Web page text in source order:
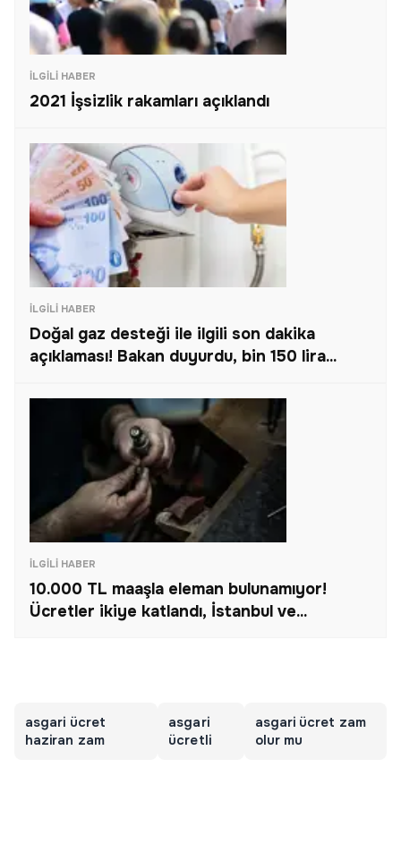
İLGILI HABER
2021 İşsizlik rakamları açıklandı
İLGILI HABER
Doğal gaz desteği ile ilgili son dakika
açıklaması! Bakan duyurdu, bin 150 lira...
İLGILI HABER
10.000 TL maaşla eleman bulunamıyor!
Ücretler ikiye katlandı, İstanbul ve...
asgari ücret
haziran zam
asgari
ücretli
asgari ücret zam
olur mu